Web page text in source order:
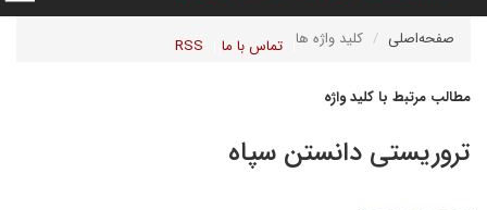
تماس با ما RSS صفحه‌اصلی کلید واژه ها
مطالب مرتبط با کلید واژه
تروریستی دانستن سپاه